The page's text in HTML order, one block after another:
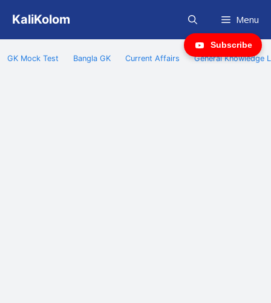
content
KaliKolom Menu
GK Mock Test Bangla GK Current Affairs General Knowledge
Subscribe